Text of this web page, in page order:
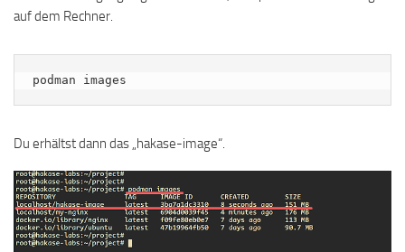
auf dem Rechner.
podman images
Du erhältst dann das „hakase-image“.